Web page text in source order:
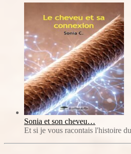
Sonia et son cheveu…
Et si je vous racontais l'histoire